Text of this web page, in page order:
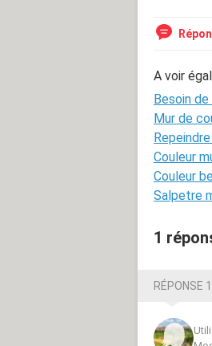
A voir
Besoin
Mur de
Couleur
Couleur
Salpetre
1
RÉPONSE